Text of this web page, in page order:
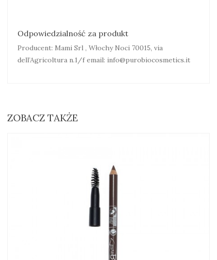
Odpowiedzialność za produkt
Producent: Mami Srl , Włochy Noci 70015, via
dell’Agricoltura n.1/f email: info@purobiocosmetics.it
ZOBACZ TAKŻE